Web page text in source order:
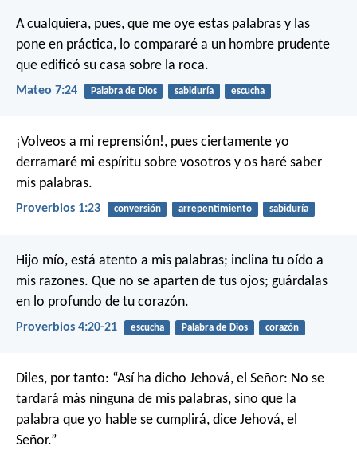
A cualquiera, pues, que me oye estas palabras y las
pone en práctica, lo compararé a un hombre prudente
que edificó su casa sobre la roca.
Mateo 7:24 Palabra de Dios sabiduría escucha
¡Volveos a mi reprensión!, pues ciertamente yo
derramaré mi espíritu sobre vosotros y os haré saber
mis palabras.
Proverbios 1:23 conversión arrepentimiento sabiduría
Hijo mío, está atento a mis palabras; inclina tu oído a
mis razones. Que no se aparten de tus ojos; guárdalas
en lo profundo de tu corazón.
Proverbios 4:20-21 escucha Palabra de Dios corazón
Diles, por tanto: “Así ha dicho Jehová, el Señor: No se
tardará más ninguna de mis palabras, sino que la
palabra que yo hable se cumplirá, dice Jehová, el
Señor.”